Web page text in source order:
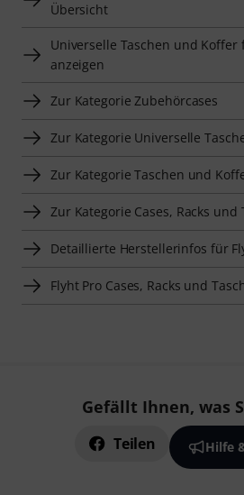
Übersicht
Universelle Taschen und Koffer
anzeigen
Zur Kategorie Zubehörcases
Zur Kategorie Universelle
Zur Kategorie Taschen und
Zur Kategorie Cases, Racks und
Detaillierte Herstellerinfos für
Flyht Pro Cases, Racks und
Gefällt Ihnen, was
Teilen Hilfe